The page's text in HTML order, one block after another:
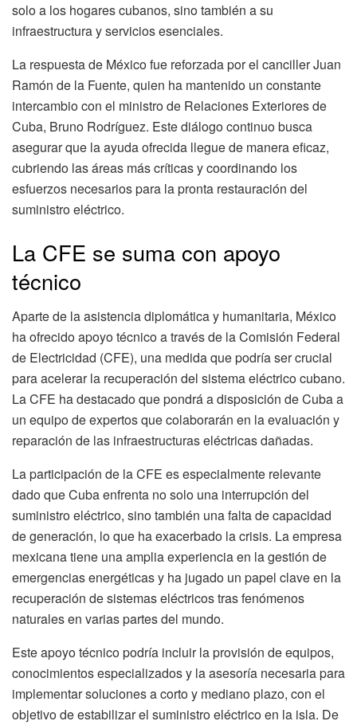
solo a los hogares cubanos, sino también a su
infraestructura y servicios esenciales.
La respuesta de México fue reforzada por el canciller Juan
Ramón de la Fuente, quien ha mantenido un constante
intercambio con el ministro de Relaciones Exteriores de
Cuba, Bruno Rodríguez. Este diálogo continuo busca
asegurar que la ayuda ofrecida llegue de manera eficaz,
cubriendo las áreas más críticas y coordinando los
esfuerzos necesarios para la pronta restauración del
suministro eléctrico.
La CFE se suma con apoyo
técnico
Aparte de la asistencia diplomática y humanitaria, México
ha ofrecido apoyo técnico a través de la Comisión Federal
de Electricidad (CFE), una medida que podría ser crucial
para acelerar la recuperación del sistema eléctrico cubano.
La CFE ha destacado que pondrá a disposición de Cuba a
un equipo de expertos que colaborarán en la evaluación y
reparación de las infraestructuras eléctricas dañadas.
La participación de la CFE es especialmente relevante
dado que Cuba enfrenta no solo una interrupción del
suministro eléctrico, sino también una falta de capacidad
de generación, lo que ha exacerbado la crisis. La empresa
mexicana tiene una amplia experiencia en la gestión de
emergencias energéticas y ha jugado un papel clave en la
recuperación de sistemas eléctricos tras fenómenos
naturales en varias partes del mundo.
Este apoyo técnico podría incluir la provisión de equipos,
conocimientos especializados y la asesoría necesaria para
implementar soluciones a corto y mediano plazo, con el
objetivo de estabilizar el suministro eléctrico en la isla. De